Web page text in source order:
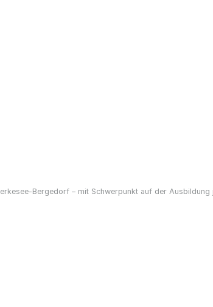
Bergedorf – mit Schwerpunkt auf der Ausbildung